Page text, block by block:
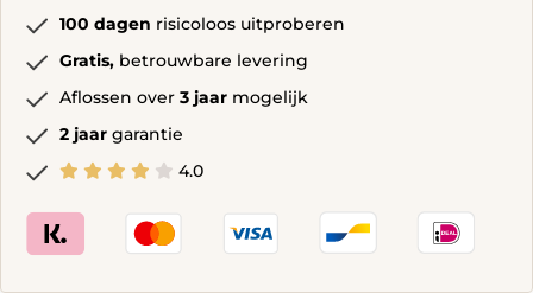
100 dagen risicoloos uitproberen
Gratis, betrouwbare levering
Aflossen over 3 jaar mogelijk
2 jaar garantie
4.0